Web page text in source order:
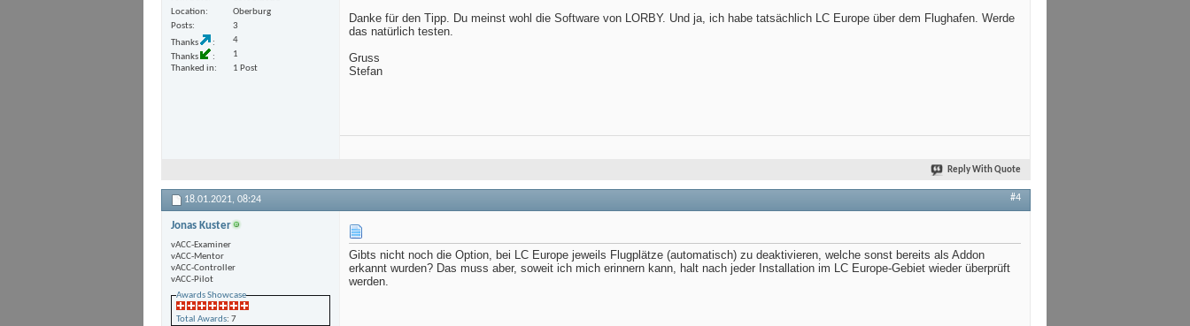
Location
Oberburg
Posts
3
Thanks
4
Thanks
1
Thanked in
1 Post
Danke für den Tipp. Du meinst wohl die Software von LORBY. Und ja, ich habe tatsächlich LC Europe über dem Flughafen. Werde
das natürlich testen.
Gruss
Stefan
Reply With Quote
18.01.2021, 08:24 #4
Jonas Kuster
vACC-Examiner
vACC-Mentor
vACC-Controller
vACC-Pilot
Awards Showcase
Total Awards: 7
Gibts nicht noch die Option, bei LC Europe jeweils Flugplätze (automatisch) zu deaktivieren, welche sonst bereits als Addon
erkannt wurden? Das muss aber, soweit ich mich erinnern kann, halt nach jeder Installation im LC Europe-Gebiet wieder überprüft
werden.